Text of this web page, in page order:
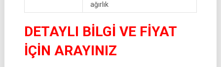
ağırlık
DETAYLI BİLGİ VE FİYAT
İÇİN ARAYINIZ